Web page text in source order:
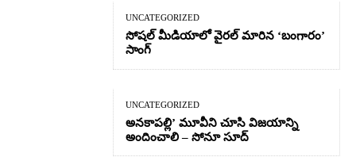
UNCATEGORIZED
సోషల్ మీడియాలో వైరల్ మారిన ‘బంగారం’
సాంగ్
UNCATEGORIZED
అనకాపల్లి’ మూవీని చూసి విజయాన్ని
అందించాలి – సోనూ సూద్